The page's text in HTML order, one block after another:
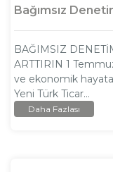
Bağımsız
BAĞIMSIZ
ARTTIRIN 1
ve ekonomik
Yeni Türk Ticar...
Daha Fazlası